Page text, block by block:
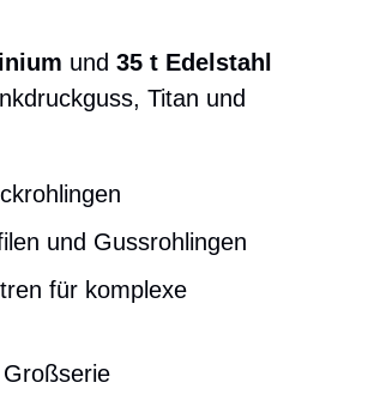
und 35 t Edelstahl
Titan und
und Gussrohlingen
für komplexe